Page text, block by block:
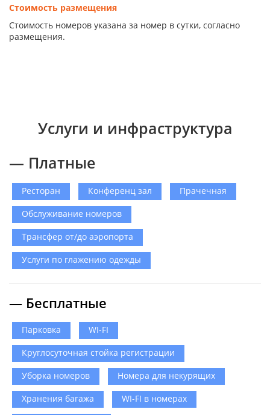
Стоимость размещения
Стоимость номеров указана за номер в сутки, согласно
размещения.
Услуги и инфраструктура
— Платные
Ресторан Конференц зал
Прачечная
Обслуживание номеров
Трансфер от/до аэропорта
Услуги по глажению одежды
— Бесплатные
Парковка
WI-FI
Круглосуточная стойка регистрации
Уборка номеров
Номера для некурящих
Хранения багажа
WI-FI в номерах